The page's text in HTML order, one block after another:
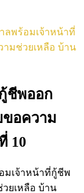
ลพร้อมเจ้าหน้าที่
มช่วยเหลือ บ้าน
ชีพออก
ขอความ
10